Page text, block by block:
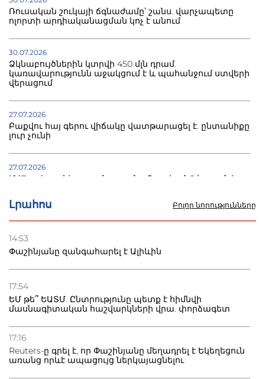
Լրահոս Բոլոր նորությունները
14:53
Փաշինյանը զանգահարել է Ալիևին
17:54
ԵՄ թե՞ ԵԱՏՄ. Ընտրությունը պետք է հիմնվի
մասնագիտական հաշվարկների վրա. փորձագետ
17:16
Reuters-ը գրել է, որ Փաշինյանը մեղադրել է Եկեղեցուն
առանց որևէ ապացույց ներկայացնելու
Ռուսական շուկայի ճգնաժամը՝ շանս. վարչապետը
ոլորտի արդիականացման կոչ է անում
30.07.2026
Ձկնաբույծներին կտրվի 450 մլն դրամ.
կառավարությունն աջակցում է և պահանջում ստվերի
վերացում
27.07.2026
Բաքվու հայ գերու վիճակը վատթարացել է. ընտանիքը
լուր չունի
27.07.2026
Մ-17 աշխարհի առաջնությունը Բաքվում. 5 հայ ըմբիշ
22.07.2026
տուժածներ կան
21.07.2026
Դատվածություն ունեցող միգրանտներին կարգելվի
բնակվել Ռուսաստանում
20.07.2026
Բաքվի բանտից գեներալ Մանուկյանը դիմել է
Փաշինյանին